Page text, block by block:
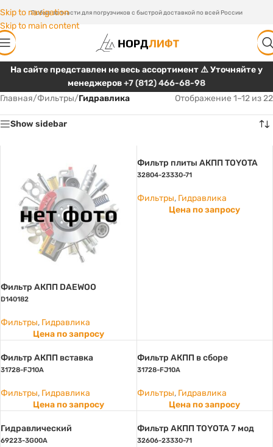
Skip to navigation
Skip to main content
Любые запчасти для погрузчиков с быстрой доставкой по всей России
На сайте представлен не весь ассортимент ⚠️ Уточняйте у
менеджеров+7 (812) 466-68-98
Главная/Фильтры/Гидравлика Отображение 1–12 из 22
Show sidebar
Фильтр АКПП DAEWOO
D140182
Фильтры, Гидравлика
Цена по запросу
Фильтр плиты АКПП TOYOTA
32804-23330-71
Фильтры, Гидравлика
Цена по запросу
Фильтр АКПП вставка
31728-FJ10A
Фильтры, Гидравлика
Цена по запросу
Фильтр АКПП в сборе
31728-FJ10A
Фильтры, Гидравлика
Цена по запросу
Гидравлический
69223-3G00A
Фильтр АКПП TOYOTA 7 мод
32606-23330-71